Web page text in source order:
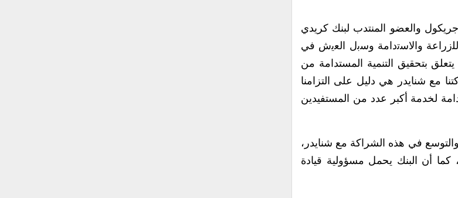
والعضو المنتدب لبنك كريدي
واﻻﺳﺗداﻣﺔ وﺳﺑل اﻟﻌﯾش في
بتحقيق التنمية المستدامة من
مع شنايدر هي دليل على التزامنا
لخدمة أكبر عدد من المستفيدين
والتوسع في هذه الشراكة مع شنايدر،
كما أن البنك يحمل مسؤولية قيادة